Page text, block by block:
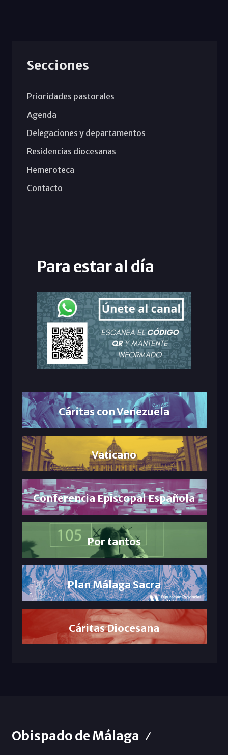
Secciones
Prioridades pastorales
Agenda
Delegaciones y departamentos
Residencias diocesanas
Hemeroteca
Contacto
Para estar al día
Cáritas con Venezuela
Vaticano
Conferencia Episcopal Española
Por tantos
Plan Málaga Sacra
Cáritas Diocesana
Obispado de Málaga